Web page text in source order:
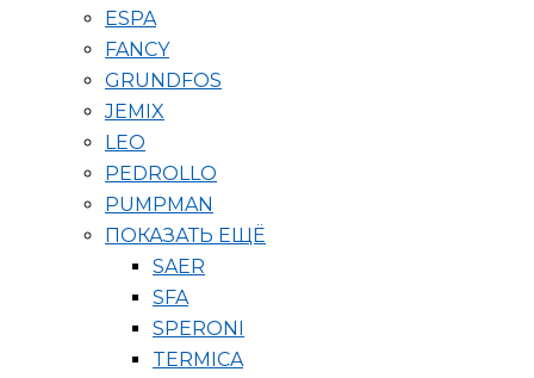
ESPA
FANCY
GRUNDFOS
JEMIX
LEO
PEDROLLO
PUMPMAN
ПОКАЗАТЬ ЕЩЁ
SAER
SFA
SPERONI
TERMICA